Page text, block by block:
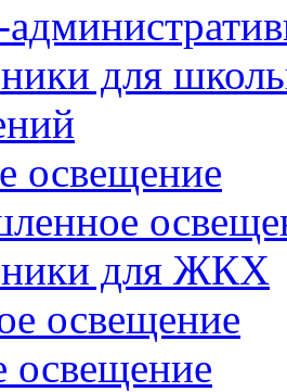
для
освещение
для ЖКХ
освещение
освещение